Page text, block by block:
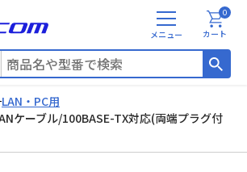
メ
ニ
カート
0
LAN・PC用
ケーブル/100BASE-TX対応(両端プラグ付